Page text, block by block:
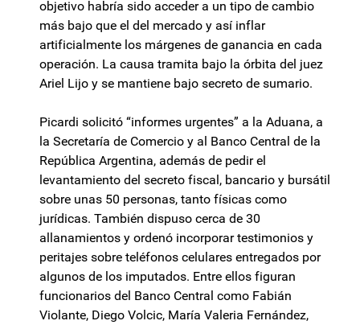
objetivo habría sido acceder a un tipo de cambio
más bajo que el del mercado y así inflar
artificialmente los márgenes de ganancia en cada
operación. La causa tramita bajo la órbita del juez
Ariel Lijo y se mantiene bajo secreto de sumario.
Picardi solicitó “informes urgentes” a la Aduana, a
la Secretaría de Comercio y al Banco Central de la
República Argentina, además de pedir el
levantamiento del secreto fiscal, bancario y bursátil
sobre unas 50 personas, tanto físicas como
jurídicas. También dispuso cerca de 30
allanamientos y ordenó incorporar testimonios y
peritajes sobre teléfonos celulares entregados por
algunos de los imputados. Entre ellos figuran
funcionarios del Banco Central como Fabián
Violante, Diego Volcic, María Valeria Fernández,